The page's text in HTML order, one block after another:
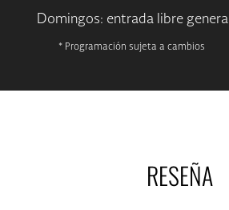
Domingos: entrada libre general
* Programación sujeta a cambios
RESEÑA